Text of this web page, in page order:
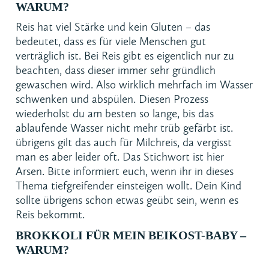
WARUM?
Reis hat viel Stärke und kein Gluten – das
bedeutet, dass es für viele Menschen gut
verträglich ist. Bei Reis gibt es eigentlich nur zu
beachten, dass dieser immer sehr gründlich
gewaschen wird. Also wirklich mehrfach im Wasser
schwenken und abspülen. Diesen Prozess
wiederholst du am besten so lange, bis das
ablaufende Wasser nicht mehr trüb gefärbt ist.
übrigens gilt das auch für Milchreis, da vergisst
man es aber leider oft. Das Stichwort ist hier
Arsen. Bitte informiert euch, wenn ihr in dieses
Thema tiefgreifender einsteigen wollt. Dein Kind
sollte übrigens schon etwas geübt sein, wenn es
Reis bekommt.
BROKKOLI FÜR MEIN BEIKOST-BABY –
WARUM?